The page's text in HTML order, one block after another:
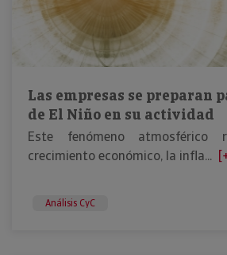
Las empresas se preparan
de El Niño en su actividad
Este fenómeno atmosférico
crecimiento económico, la infla...
Análisis CyC